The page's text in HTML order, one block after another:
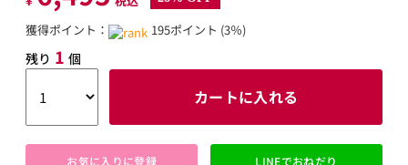
獲得ポイント： 195ポイント (3％)
残り 1 個
カートに入れる
お気に入りに登録 LINEでおねだり